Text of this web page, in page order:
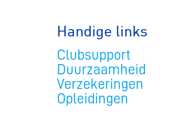
Handige links
Clubsupport
Duurzaamheid
Verzekeringen
Opleidingen